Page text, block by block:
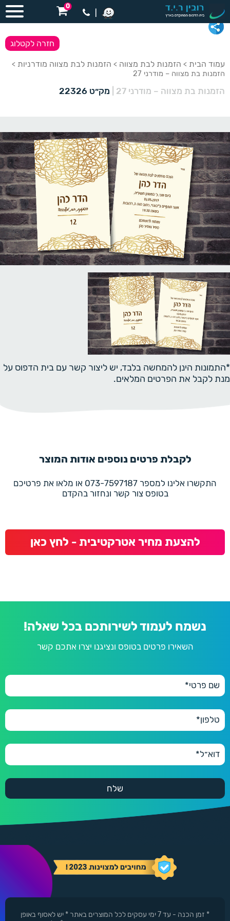
0
עמוד הבית > הזמנות לבת מצווה > הזמנות לבת מצווה מודרניות >
הזמנות בת מצווה – מודרני 27
הזמנות בת מצווה – מודרני 27 מק״ט 22326
חזרה לקטלוג
*התמונות הינן להמחשה בלבד, יש ליצור קשר עם בית הדפוס על
מנת לקבל את הפרטים המלאים.
לקבלת פרטים נוספים אודות המוצר
התקשרו אלינו למספר 073-7597187 או מלאו את פרטיכם
בטופס צור קשר ונחזור בהקדם
להצעת מחיר אטרקטיבית - לחץ כאן
נשמח לעמוד לשירותכם בכל שאלה!
השאירו פרטים בטופס ונציגנו יצרו אתכם קשר
* זמן הכנה - עד 7 ימי עסקים לכל המוצרים באתר * יש לאסוף באופן